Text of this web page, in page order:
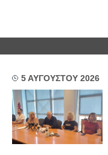
5 ΑΥΓΟΥΣΤΟΥ 2026